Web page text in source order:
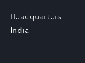
Headquarters
India